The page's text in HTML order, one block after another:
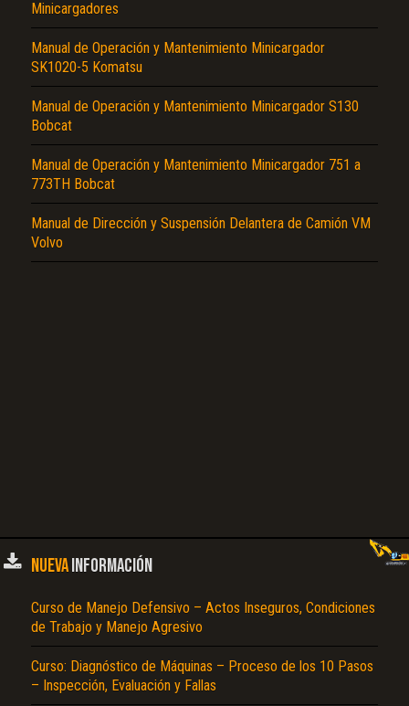
Minicargadores
Manual de Operación y Mantenimiento Minicargador
SK1020-5 Komatsu
Manual de Operación y Mantenimiento Minicargador S130
Bobcat
Manual de Operación y Mantenimiento Minicargador 751 a
773TH Bobcat
Manual de Dirección y Suspensión Delantera de Camión VM
Volvo
NUEVAINFORMACIÓN
Curso de Manejo Defensivo – Actos Inseguros, Condiciones
de Trabajo y Manejo Agresivo
Curso: Diagnóstico de Máquinas – Proceso de los 10 Pasos
– Inspección, Evaluación y Fallas
Texto o Imagen de portada son erróneos.
No carga o no se visualiza el contenido.